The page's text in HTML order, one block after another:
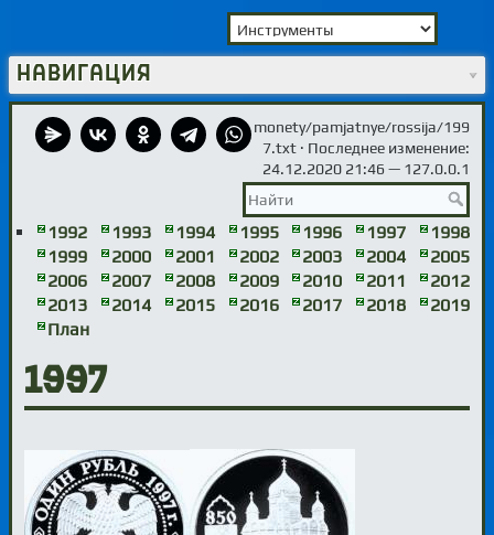
Навигация
monety/pamjatnye/rossija/199
7.txt· Последнее изменение:
24.12.2020 21:46 — 127.0.0.1
1992 1993 1994 1995 1996 1997
1998
1999
2000 2001 2002 2003 2004
2005
2006
2007 2008 2009 2010 2011
2012
2013
2014 2015 2016 2017 2018
2019
План
1997